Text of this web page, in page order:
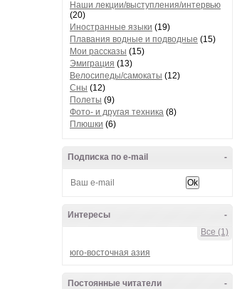
Наши лекции/выступления/интервью
(20)
Иностранные языки (19)
Плавания водные и подводные (15)
Мои рассказы (15)
Эмиграция (13)
Велосипеды/самокаты (12)
Сны (12)
Полеты (9)
Фото- и другая техника (8)
Плюшки (6)
-
Подписка по e-mail
-
Интересы
Все (1)
юго-восточная азия
-
Постоянные читатели